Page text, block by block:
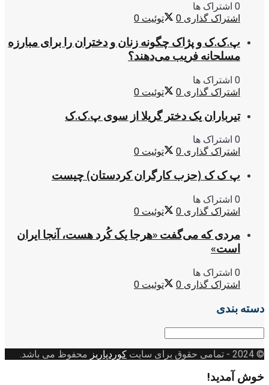
0 اشتراک ها
اشتراک گذاری 0 توئیت 0
پ.ک.ک و پژاک چگونه زنان و دختران را برای مبارزه
مسلحانه فریب می‌دهند؟
0 اشتراک ها
اشتراک گذاری 0 توئیت 0
تیرباران یک دختر گریلا از سوی پ.ک.ک
0 اشتراک ها
اشتراک گذاری 0 توئیت 0
پ ک ک (حزب کارگران کردستان) چیست
0 اشتراک ها
اشتراک گذاری 0 توئیت 0
مردی که می‌گفت «هرجا یک کُرد هست، آنجا ایران
است»
0 اشتراک ها
اشتراک گذاری 0 توئیت 0
دسته بندی
دسته
© 2024
- تمامی حقوق برای سایت کوردپاریز محفوظ می باشد.
خوش آمدید!